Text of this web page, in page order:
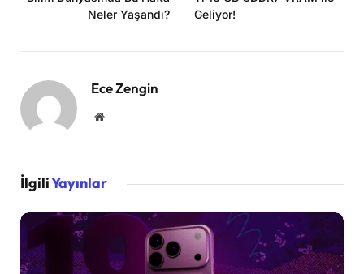
Neler Yaşandı?
Geliyor!
Ece Zengin
Website
İlgiliYayınlar